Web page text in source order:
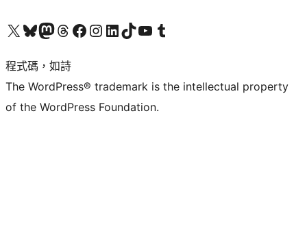
查看我們的 X (之前的 Twitter) 帳號造訪我們的 Bluesky 帳號造訪我們的 Mastodon 帳號造訪我們的 Threads 帳號 造訪我們的 Facebook 粉絲專頁Visit our Instagram account
Visit our LinkedIn account
造訪我們的 TikTok 帳號Visit our YouTube channel
造訪我們的 Tumblr 帳號
程式碼，如詩
The WordPress® trademark is the intellectual property
of the WordPress Foundation.